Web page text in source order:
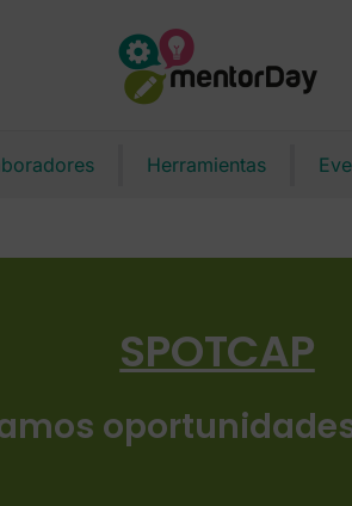
Herramientas
SPOTCAP
oportunidades